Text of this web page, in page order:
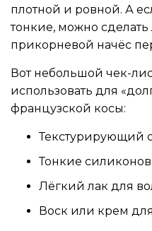
плотной и ровной. А
тонкие, можно сделать
прикорневой начёс
Вот небольшой чек-
использовать для
французской косы:
Текстурирующий
Тонкие
Лёгкий лак для
Воск или крем